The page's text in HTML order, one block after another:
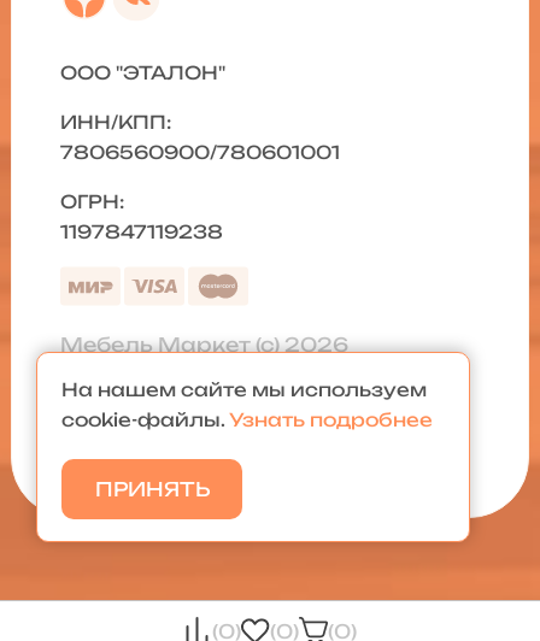
(0) (0) (0)
ООО "ЭТАЛОН"
ИНН/КПП:
7806560900/780601001
ОГРН:
1197847119238
Мебель Маркет (с) 2026
Политика конфиденциальности
Карта сайта
На нашем сайте мы используем
cookie-файлы. Узнать подробнее
ПРИНЯТЬ